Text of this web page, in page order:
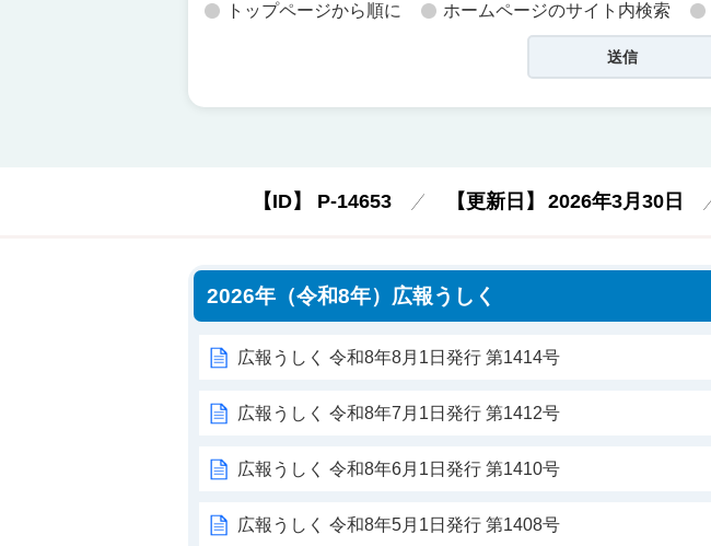
トップページから順に
ホームページのサイト内検索
【ID】 P-14653 【更新日】 2026年3月30日
2026年（令和8年）広報うしく
広報うしく 令和8年8月1日発行 第1414号
広報うしく 令和8年7月1日発行 第1412号
広報うしく 令和8年6月1日発行 第1410号
広報うしく 令和8年5月1日発行 第1408号